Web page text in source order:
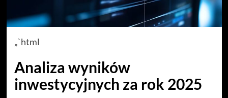
„`html
Analiza wyników
inwestycyjnych za rok 2025